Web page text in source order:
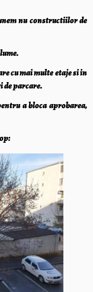
nu constructiilor de
cu mai multe etaje si in
de parcare.
a bloca aprobarea,